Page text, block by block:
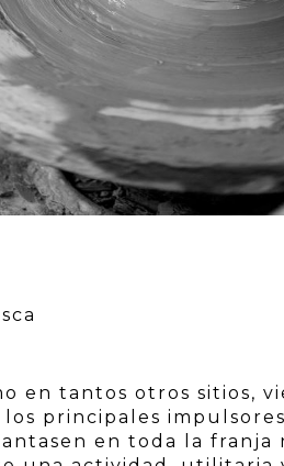
en tantos otros sitios,
principales
en toda la